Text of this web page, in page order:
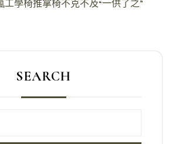
工學椅推拿椅不克不及“一供了之”
SEARCH